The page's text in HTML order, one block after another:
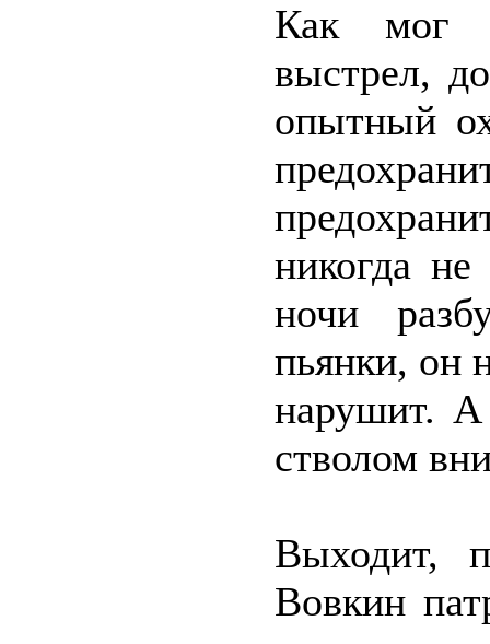
Как мог
выстрел,
опытный
никогда
ночи
пьянки, он
нарушит.
стволом
Выходит,
Вовкин